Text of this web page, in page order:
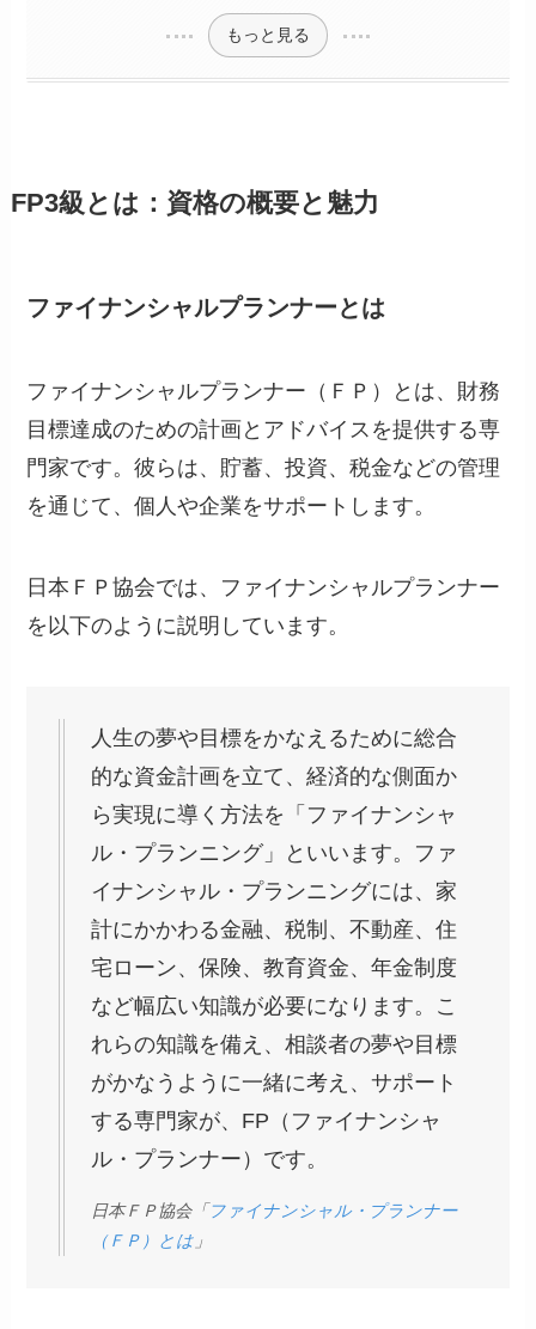
もっと見る
FP3級とは：資格の概要と魅力
ファイナンシャルプランナーとは
ファイナンシャルプランナー（ＦＰ）とは、財務
目標達成のための計画とアドバイスを提供する専
門家です。彼らは、貯蓄、投資、税金などの管理
を通じて、個人や企業をサポートします。
日本ＦＰ協会では、ファイナンシャルプランナー
を以下のように説明しています。
人生の夢や目標をかなえるために総合
的な資金計画を立て、経済的な側面か
ら実現に導く方法を「ファイナンシャ
ル・プランニング」といいます。ファ
イナンシャル・プランニングには、家
計にかかわる金融、税制、不動産、住
宅ローン、保険、教育資金、年金制度
など幅広い知識が必要になります。こ
れらの知識を備え、相談者の夢や目標
がかなうように一緒に考え、サポート
する専門家が、FP（ファイナンシャ
ル・プランナー）です。
日本ＦＰ協会「 ファイナンシャル・プランナー
（ＦＰ）とは 」